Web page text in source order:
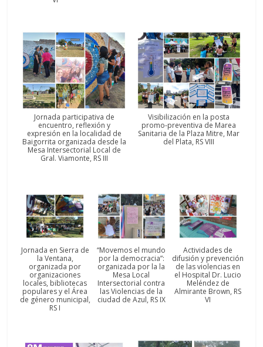
Jornada participativa de
encuentro, reflexión y
expresión en la localidad de
Baigorrita organizada desde la
Mesa Intersectorial Local de
Gral. Viamonte, RS III
Visibilización en la posta
promo-preventiva de Marea
Sanitaria de la Plaza Mitre, Mar
del Plata, RS VIII
Jornada en Sierra de
la Ventana,
organizada por
organizaciones
locales, bibliotecas
populares y el Área
de género municipal,
RS I
“Movemos el mundo
por la democracia”:
organizada por la la
Mesa Local
Intersectorial contra
las Violencias de la
ciudad de Azul, RS IX
Actividades de
difusión y prevención
de las violencias en
el Hospital Dr. Lucio
Meléndez de
Almirante Brown, RS
VI